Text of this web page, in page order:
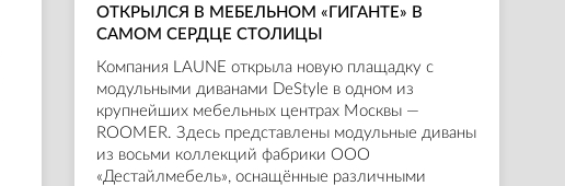
ОТКРЫЛСЯ В МЕБЕЛЬНОМ «ГИГАНТЕ» В
САМОМ СЕРДЦЕ СТОЛИЦЫ
Компания LAUNE открыла новую плащадку с
модульными диванами DeStyle в одном из
крупнейших мебельных центрах Москвы —
ROOMER. Здесь представлены модульные диваны
из восьми коллекций фабрики ООО
«Дестайлмебель», оснащённые различными